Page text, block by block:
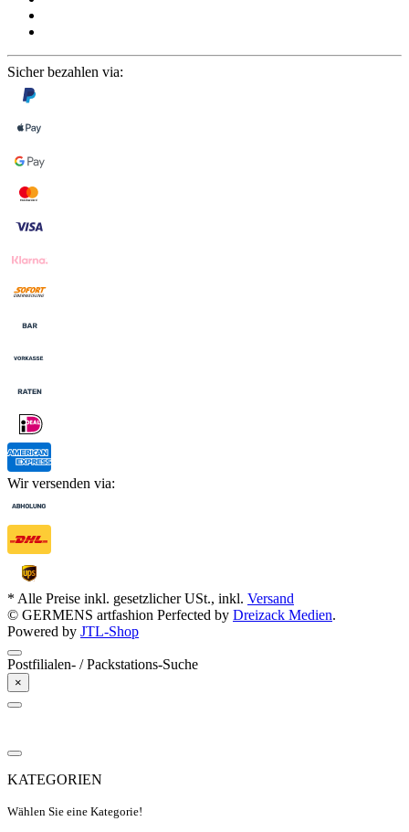
Sicher bezahlen via:
Wir versenden via:
* Alle Preise inkl. gesetzlicher USt., inkl. Versand
© GERMENS artfashion Perfected by Dreizack Medien.
Powered by JTL-Shop
Postfilialen- / Packstations-Suche
×
KATEGORIEN
Wählen Sie eine Kategorie!